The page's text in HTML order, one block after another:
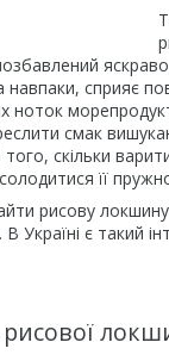
навпаки, сприяє
ноток
смак
скільки
її
рисову
Україні є такий